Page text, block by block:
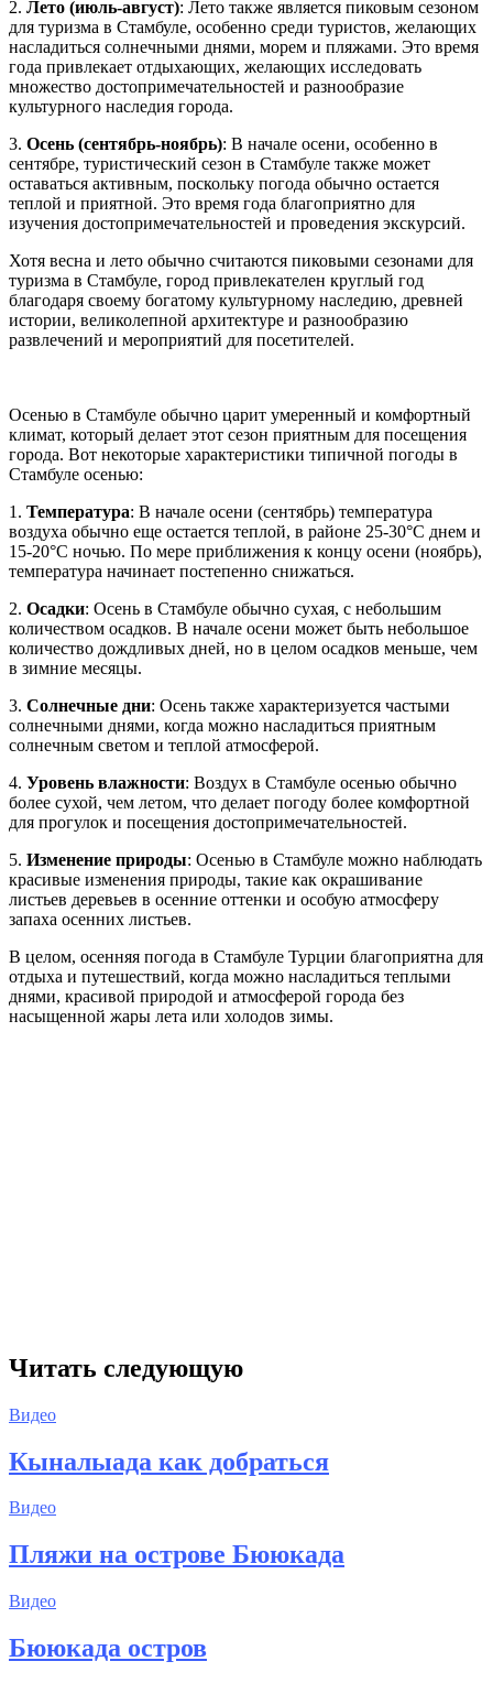
2. Лето (июль-август): Лето также является пиковым сезоном
для туризма в Стамбуле, особенно среди туристов, желающих
насладиться солнечными днями, морем и пляжами. Это время
года привлекает отдыхающих, желающих исследовать
множество достопримечательностей и разнообразие
культурного наследия города.
3. Осень (сентябрь-ноябрь): В начале осени, особенно в
сентябре, туристический сезон в Стамбуле также может
оставаться активным, поскольку погода обычно остается
теплой и приятной. Это время года благоприятно для
изучения достопримечательностей и проведения экскурсий.
Хотя весна и лето обычно считаются пиковыми сезонами для
туризма в Стамбуле, город привлекателен круглый год
благодаря своему богатому культурному наследию, древней
истории, великолепной архитектуре и разнообразию
развлечений и мероприятий для посетителей.
Осенью в Стамбуле обычно царит умеренный и комфортный
климат, который делает этот сезон приятным для посещения
города. Вот некоторые характеристики типичной погоды в
Стамбуле осенью:
1. Температура: В начале осени (сентябрь) температура
воздуха обычно еще остается теплой, в районе 25-30°C днем и
15-20°C ночью. По мере приближения к концу осени (ноябрь),
температура начинает постепенно снижаться.
2. Осадки: Осень в Стамбуле обычно сухая, с небольшим
количеством осадков. В начале осени может быть небольшое
количество дождливых дней, но в целом осадков меньше, чем
в зимние месяцы.
3. Солнечные дни: Осень также характеризуется частыми
солнечными днями, когда можно насладиться приятным
солнечным светом и теплой атмосферой.
4. Уровень влажности: Воздух в Стамбуле осенью обычно
более сухой, чем летом, что делает погоду более комфортной
для прогулок и посещения достопримечательностей.
5. Изменение природы: Осенью в Стамбуле можно наблюдать
красивые изменения природы, такие как окрашивание
листьев деревьев в осенние оттенки и особую атмосферу
запаха осенних листьев.
В целом, осенняя погода в Стамбуле Турции благоприятна для
отдыха и путешествий, когда можно насладиться теплыми
днями, красивой природой и атмосферой города без
насыщенной жары лета или холодов зимы.
Читать следующую
Видео
Кыналыада как добраться
Видео
Пляжи на острове Бююкада
Видео
Бююкада остров